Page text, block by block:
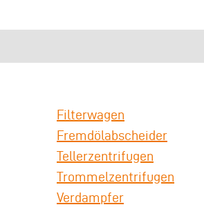
Filterwagen
Fremdölabscheider
Tellerzentrifugen
Trommelzentrifugen
Verdampfer